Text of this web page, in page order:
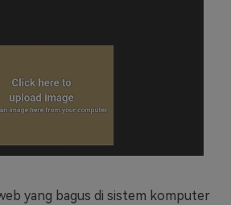
yang bagus di sistem komputer